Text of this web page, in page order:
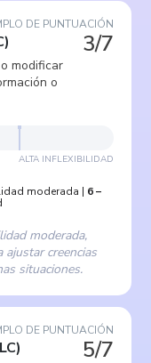
DE PUNTUACIÓN
3/7
)
modificar
o
ALTA INFLEXIBILIDAD
moderada | 6–
moderada,
creencias
situaciones.
DE PUNTUACIÓN
5/7
)